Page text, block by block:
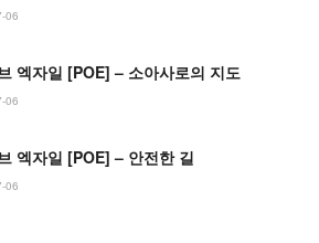
06
엑자일 [POE] – 소아사로의 지도
06
엑자일 [POE] – 안전한 길
06